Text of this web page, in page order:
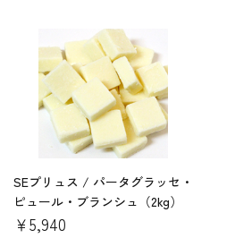
SEプリュス / パータグラッセ・
ピュール・ブランシュ（2kg）
￥5,940